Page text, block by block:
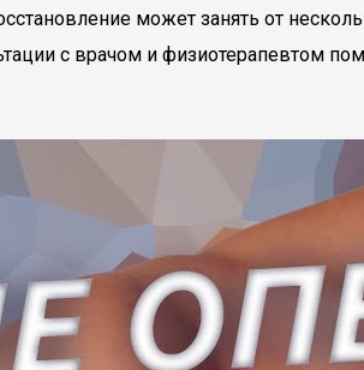
может занять от
с врачом и физиотерапевтом